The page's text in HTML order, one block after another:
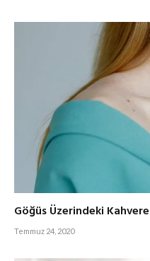
Göğüs Üzerindeki
Temmuz 24, 2020